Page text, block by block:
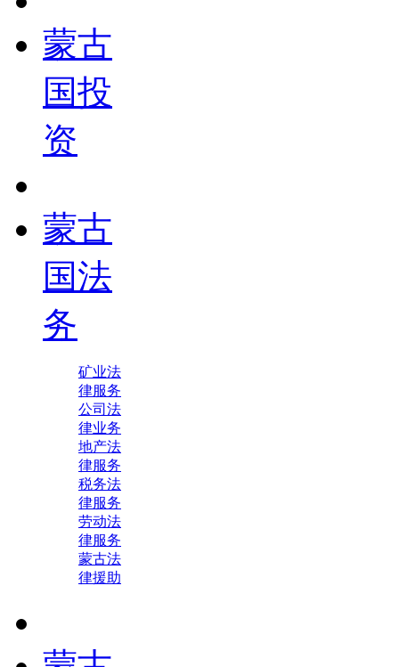
蒙古
国投
资
蒙古
国法
务
矿业法
律服务
公司法
律业务
地产法
律服务
税务法
律服务
劳动法
律服务
蒙古法
律援助